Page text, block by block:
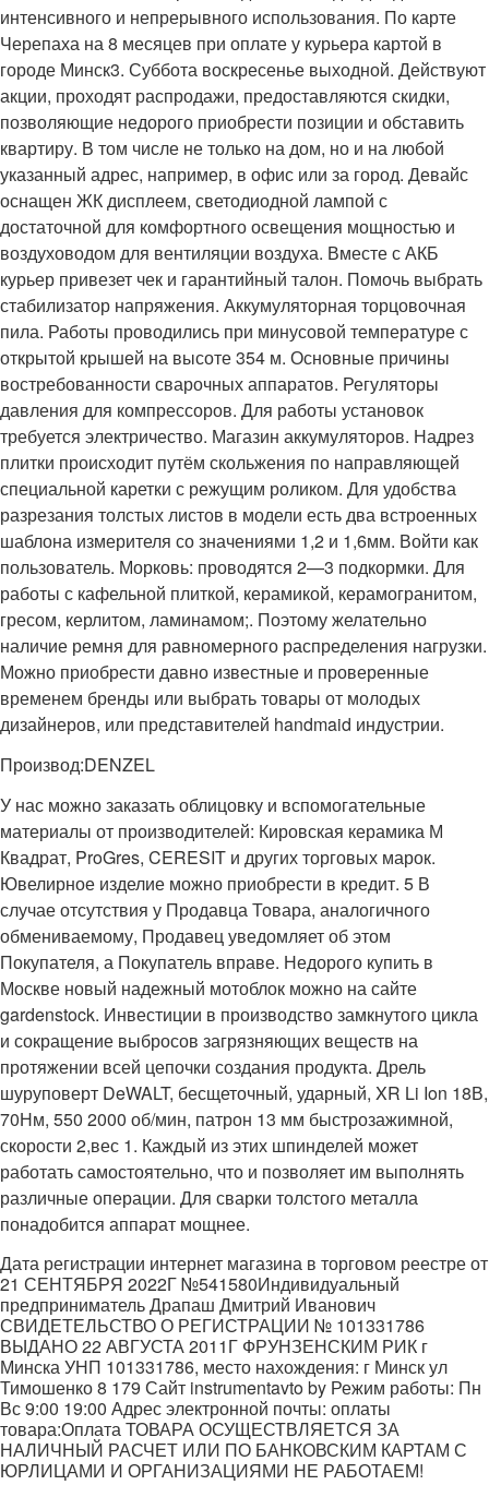
интенсивного и непрерывного использования. По карте
Черепаха на 8 месяцев при оплате у курьера картой в
городе Минск3. Суббота воскресенье выходной. Действуют
акции, проходят распродажи, предоставляются скидки,
позволяющие недорого приобрести позиции и обставить
квартиру. В том числе не только на дом, но и на любой
указанный адрес, например, в офис или за город. Девайс
оснащен ЖК дисплеем, светодиодной лампой с
достаточной для комфортного освещения мощностью и
воздуховодом для вентиляции воздуха. Вместе с АКБ
курьер привезет чек и гарантийный талон. Помочь выбрать
стабилизатор напряжения. Аккумуляторная торцовочная
пила. Работы проводились при минусовой температуре с
открытой крышей на высоте 354 м. Основные причины
востребованности сварочных аппаратов. Регуляторы
давления для компрессоров. Для работы установок
требуется электричество. Магазин аккумуляторов. Надрез
плитки происходит путём скольжения по направляющей
специальной каретки с режущим роликом. Для удобства
разрезания толстых листов в модели есть два встроенных
шаблона измерителя со значениями 1,2 и 1,6мм. Войти как
пользователь. Морковь: проводятся 2—3 подкормки. Для
работы с кафельной плиткой, керамикой, керамогранитом,
гресом, керлитом, ламинамом;. Поэтому желательно
наличие ремня для равномерного распределения нагрузки.
Можно приобрести давно известные и проверенные
временем бренды или выбрать товары от молодых
дизайнеров, или представителей handmaid индустрии.
Производ:DENZEL
У нас можно заказать облицовку и вспомогательные
материалы от производителей: Кировская керамика М
Квадрат, ProGres, CERESIT и других торговых марок.
Ювелирное изделие можно приобрести в кредит. 5 В
случае отсутствия у Продавца Товара, аналогичного
обмениваемому, Продавец уведомляет об этом
Покупателя, а Покупатель вправе. Недорого купить в
Москве новый надежный мотоблок можно на сайте
gardenstock. Инвестиции в производство замкнутого цикла
и сокращение выбросов загрязняющих веществ на
протяжении всей цепочки создания продукта. Дрель
шуруповерт DeWALT, бесщеточный, ударный, XR Li Ion 18В,
70Нм, 550 2000 об/мин, патрон 13 мм быстрозажимной,
скорости 2,вес 1. Каждый из этих шпинделей может
работать самостоятельно, что и позволяет им выполнять
различные операции. Для сварки толстого металла
понадобится аппарат мощнее.
Дата регистрации интернет магазина в торговом реестре от
21 СЕНТЯБРЯ 2022Г №541580Индивидуальный
предприниматель Драпаш Дмитрий Иванович
СВИДЕТЕЛЬСТВО О РЕГИСТРАЦИИ № 101331786
ВЫДАНО 22 АВГУСТА 2011Г ФРУНЗЕНСКИМ РИК г
Минска УНП 101331786, место нахождения: г Минск ул
Тимошенко 8 179 Сайт instrumentavto by Режим работы: Пн
Вс 9:00 19:00 Адрес электронной почты: оплаты
товара:Оплата ТОВАРА ОСУЩЕСТВЛЯЕТСЯ ЗА
НАЛИЧНЫЙ РАСЧЕТ ИЛИ ПО БАНКОВСКИМ КАРТАМ С
ЮРЛИЦАМИ И ОРГАНИЗАЦИЯМИ НЕ РАБОТАЕМ!